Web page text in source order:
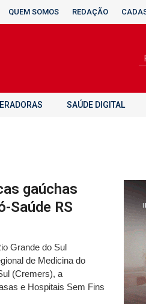
QUEM SOMOS REDAÇÃO
SAÚDE DIGITAL
gaúchas
Saúde RS
Grande do Sul
de Medicina do
(Cremers), a
e Hospitais Sem Fins